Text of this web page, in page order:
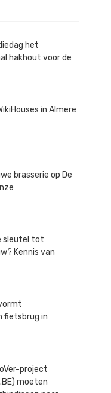
het
hakhout voor de
in Almere
brasserie op De
sleutel tot
Kennis van
fietsbrug in
project
moeten